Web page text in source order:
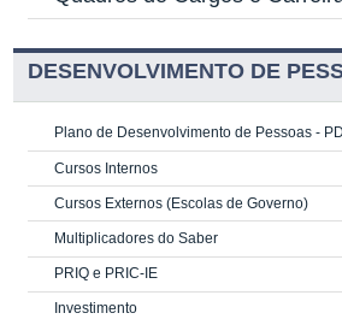
DESENVOLVIMENTO DE
Plano de Desenvolvimento de Pessoas -
Cursos Internos
Cursos Externos (Escolas de Governo)
Multiplicadores do Saber
PRIQ e PRIC-IE
Investimento